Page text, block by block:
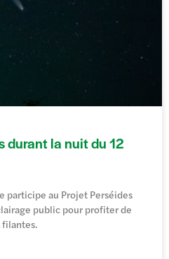
durant la nuit du 12
participe au Projet Perséides
public pour profiter de